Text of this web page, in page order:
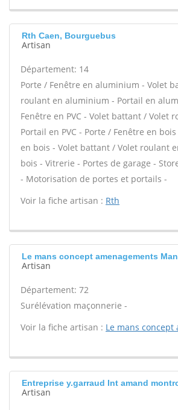
Rth Caen, Bourguebus
Artisan
Département: 14
Porte / Fenêtre en aluminium - Volet
roulant en aluminium - Portail en
Fenêtre en PVC - Volet battant / Volet
Portail en PVC - Porte / Fenêtre en
en bois - Volet battant / Volet roulant
bois - Vitrerie - Portes de garage -
- Motorisation de portes et portails -
Voir la fiche artisan : Rth
Le mans concept amenagements
Artisan
Département: 72
Surélévation maçonnerie -
Voir la fiche artisan : Le mans concept
Entreprise y.garraud Int amand
Artisan